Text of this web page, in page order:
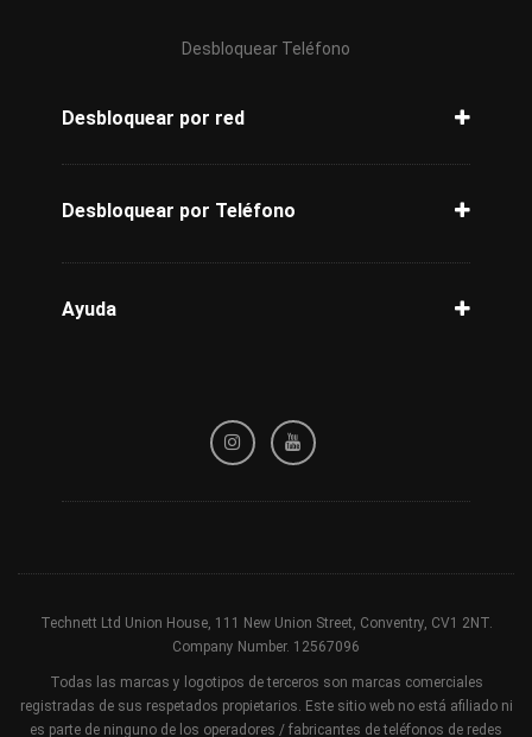
Desbloquear Teléfono
Desbloquear por red
Desbloquear T-Mobile
Desbloquear por Teléfono
Desbloquear un iPhone con contraseña
Desbloquear iPhone 11 Pro Max
Desbloquear iPhone 8
Desbloquear iPhone X
Ayuda
Technett Ltd Union House, 111 New Union Street, Conventry, CV1 2NT.
Company Number. 12567096
Todas las marcas y logotipos de terceros son marcas comerciales
registradas de sus respetados propietarios. Este sitio web no está afiliado ni
es parte de ninguno de los operadores / fabricantes de teléfonos de redes